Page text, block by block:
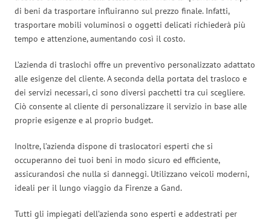
di beni da trasportare influiranno sul prezzo finale. Infatti,
trasportare mobili voluminosi o oggetti delicati richiederà più
tempo e attenzione, aumentando così il costo.
L’azienda di traslochi offre un preventivo personalizzato adattato
alle esigenze del cliente. A seconda della portata del trasloco e
dei servizi necessari, ci sono diversi pacchetti tra cui scegliere.
Ciò consente al cliente di personalizzare il servizio in base alle
proprie esigenze e al proprio budget.
Inoltre, l’azienda dispone di traslocatori esperti che si
occuperanno dei tuoi beni in modo sicuro ed efficiente,
assicurandosi che nulla si danneggi. Utilizzano veicoli moderni,
ideali per il lungo viaggio da Firenze a Gand.
Tutti gli impiegati dell’azienda sono esperti e addestrati per